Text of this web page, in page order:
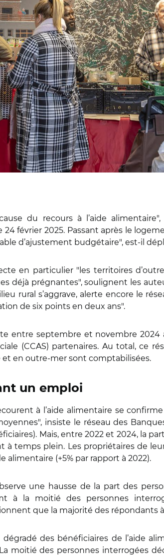
du recours à l’aide
février 2025. Passant après le
d’ajustement budgétaire", est-il
en particulier "les territoires
déjà prégnantes", soulignent les
rural s’aggrave, alerte encore le
de six points en deux ans".
entre septembre et novembre 2024
(CCAS) partenaires. Au total, ce
et en outre-mer sont comptabilisées.
un emploi
à l’aide alimentaire se
insiste le réseau des
Mais, entre 2022 et 2024, la
à temps plein. Les propriétaires de
alimentaire (+5% par rapport à 2022).
une hausse de la part des
à la moitié des personnes
que la majorité des répondants à
des bénéficiaires de l’aide
moitié des personnes interrogées